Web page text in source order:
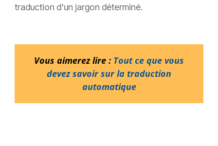
traduction d'un jargon déterminé.
Vous aimerez lire : Tout ce que vous
devez savoir sur la traduction
automatique